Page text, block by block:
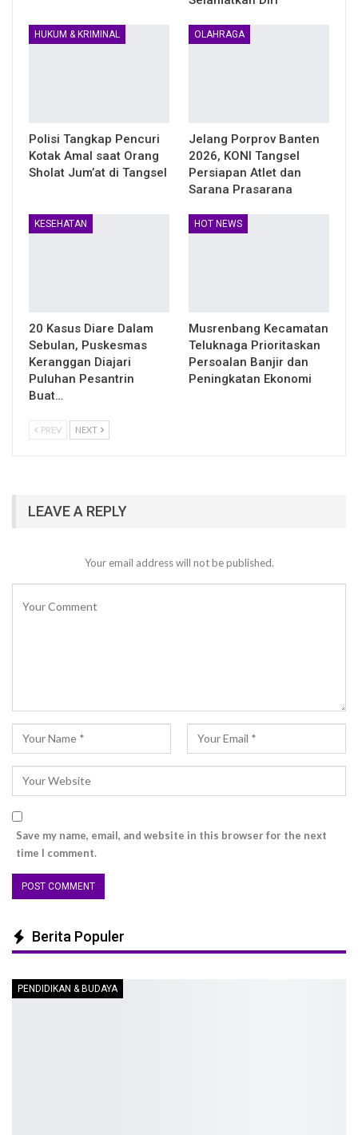
HUKUM & KRIMINAL
Polisi Tangkap Pencuri
Kotak Amal saat Orang
Sholat Jum’at di Tangsel
OLAHRAGA
Jelang Porprov Banten
2026, KONI Tangsel
Persiapan Atlet dan
Sarana Prasarana
KESEHATAN
20 Kasus Diare Dalam
Sebulan, Puskesmas
Keranggan Diajari
Puluhan Pesantrin
Buat…
HOT NEWS
Musrenbang Kecamatan
Teluknaga Prioritaskan
Persoalan Banjir dan
Peningkatan Ekonomi
PREV NEXT
LEAVE A REPLY
Your email address will not be published.
Save my name, email, and website in this browser for the next
time I comment.
Berita Populer
PENDIDIKAN & BUDAYA